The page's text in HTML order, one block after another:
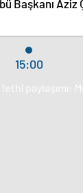
Başkanı Aziz
15:00